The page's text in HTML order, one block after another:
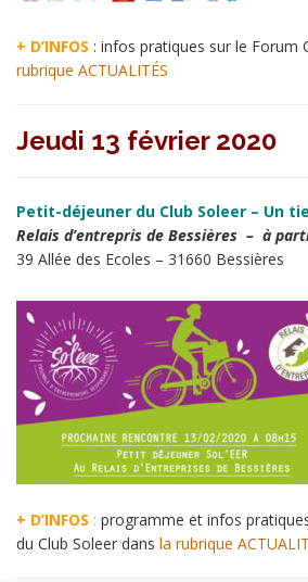
+ D’INFOS : infos pratiques sur le Forum
rubrique ACTUALITÉS
Jeudi 13 février 2020
Petit-déjeuner du Club Soleer – Un
Relais d’entrepris de Bessières – à
39 Allée des Ecoles – 31660 Bessières
+ D’INFOS : programme et infos
du Club Soleer dans la rubrique